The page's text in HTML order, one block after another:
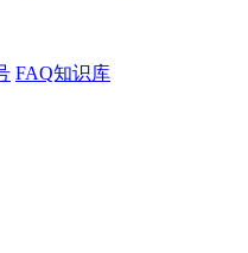
FAQ知识库